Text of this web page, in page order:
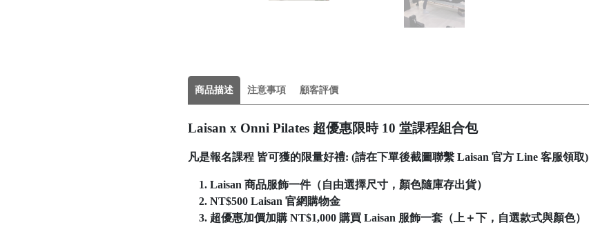
商品描述 注意事項 顧客評價
Laisan x Onni Pilates 超優惠限時 10 堂課程組合包
凡是報名課程 皆可獲的限量好禮: (請在下單後截圖聯繫 Laisan 官方 Line 客服領取)
Laisan 商品服飾一件（自由選擇尺寸，顏色隨庫存出貨）
NT$500 Laisan 官網購物金
超優惠加價加購 NT$1,000 購買 Laisan 服飾一套（上＋下，自選款式與顏色）